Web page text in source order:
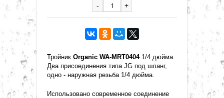
-
+
Тройник Organic WA-MRT04041/4 дюйма.
Два присоединения типа JG под шланг,
одно - наружная резьба 1/4 дюйма.
Использовано современное соединение